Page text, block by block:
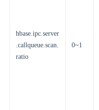
hbase.ipc.server
.callqueue.scan.
ratio
0~1